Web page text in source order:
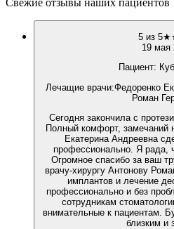
5из 5★
19 мая
Пациент:
Лечащие врачи:Федоренко
Роман
Сегодня закончила с
Полный комфорт, замечаний
Екатерина Андреевна
профессионально. Я рада,
Огромное спасибо за ваш
врачу-хирургу Антонову
имплантов и лечение
профессионально и без
сотрудникам
внимательные к пациентам.
близким и